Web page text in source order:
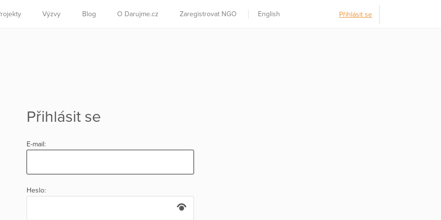
Výzvy Blog O Darujme.cz Zaregistrovat NGO English Přihlásit se
Přihlásit se
E-mail:
Heslo: